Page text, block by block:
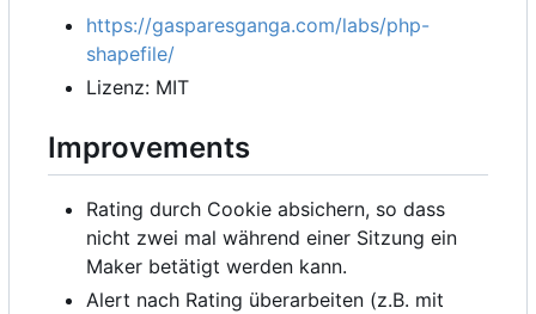
https://gasparesganga.com/labs/php-
shapefile/
Lizenz: MIT
Improvements
Rating durch Cookie absichern, so dass
nicht zwei mal während einer Sitzung ein
Maker betätigt werden kann.
Alert nach Rating überarbeiten (z.B. mit